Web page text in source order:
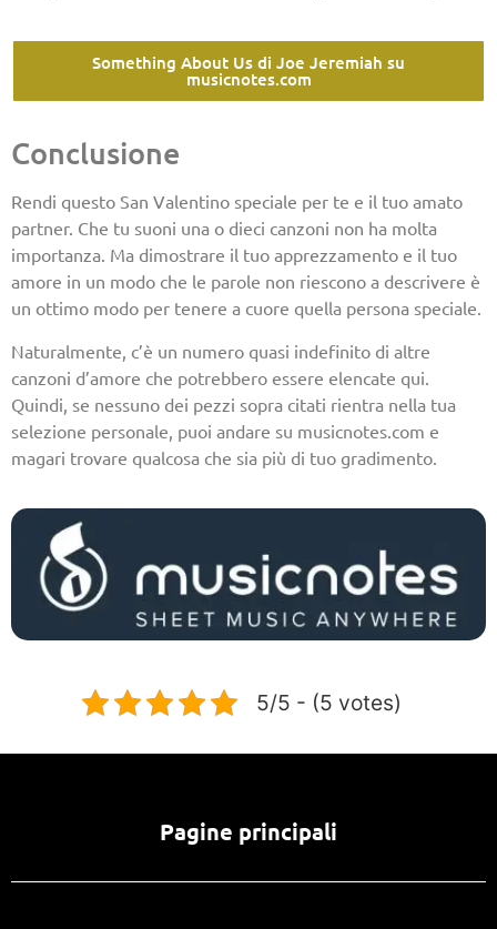
Something About Us di Joe Jeremiah su
musicnotes.com
Conclusione
Rendi questo San Valentino speciale per te e il tuo amato
partner. Che tu suoni una o dieci canzoni non ha molta
importanza. Ma dimostrare il tuo apprezzamento e il tuo
amore in un modo che le parole non riescono a descrivere è
un ottimo modo per tenere a cuore quella persona speciale.
Naturalmente, c’è un numero quasi indefinito di altre
canzoni d’amore che potrebbero essere elencate qui.
Quindi, se nessuno dei pezzi sopra citati rientra nella tua
selezione personale, puoi andare su musicnotes.com e
magari trovare qualcosa che sia più di tuo gradimento.
5/5 - (5 votes)
Pagine principali